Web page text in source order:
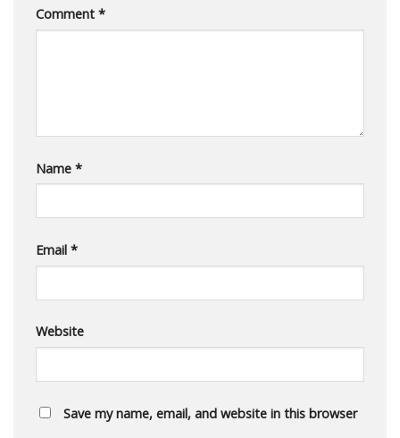
Comment *
Name *
Email *
Website
Save my name, email, and website in this browser